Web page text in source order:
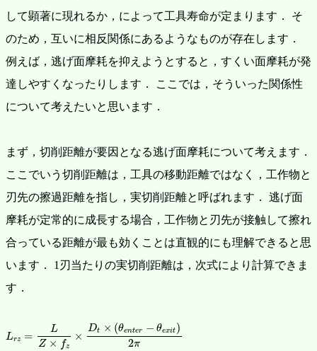
して顕著に現れるか，によって工具寿命が定まります．
そ
のため，互いに相反関係にあるようなものが存在します．
例えば，逃げ面摩耗を抑えようとすると，すくい面摩耗が発
達しやすくなったりします．
ここでは，そういった関係性
について考えたいと思います．
まず，切削距離が要因となる逃げ面摩耗について考えます．
ここでいう切削距離は，工具の移動距離ではなく，工作物と
刃先の擦過距離を指し，実切削距離と呼ばれます．
逃げ面
摩耗が定常的に成長する場合，工作物と刃先が接触して擦れ
合っている距離が最も効くことは直観的にも理解できると思
います．
1刃当たりの実切削距離は，次式により計算できま
す．
Lrz =
L
Z × fz
×
Dt × (θenter − θexit )
2π
z en −θ